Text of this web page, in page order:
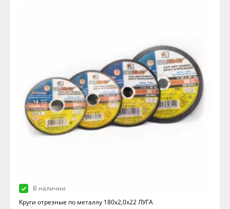
В наличии
Круги отрезные по металлу 180х2,0х22 ЛУГА